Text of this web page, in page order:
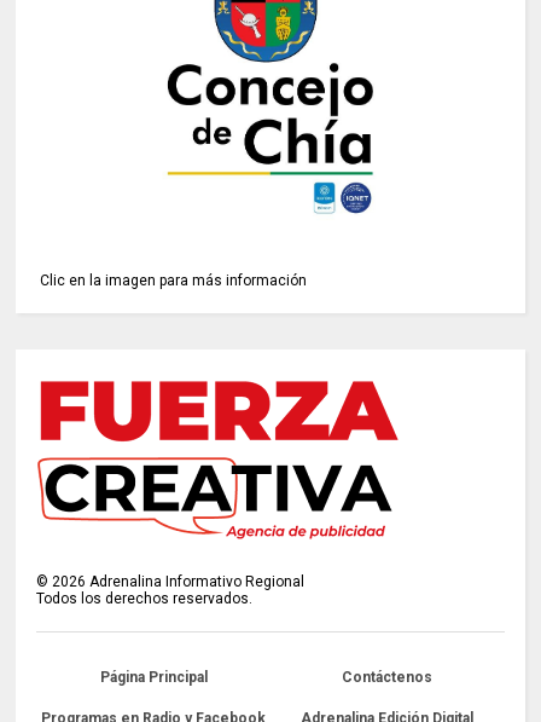
Clic en la imagen para más información
©2026 Adrenalina Informativo Regional
Todos los derechos reservados.
Página Principal Contáctenos